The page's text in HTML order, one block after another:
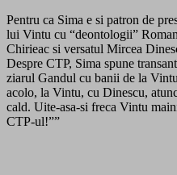
Pentru ca Sima e si patron de
lui Vintu cu “deontologii”
Chirieac si versatul Mircea
Despre CTP, Sima spune
ziarul Gandul cu banii de la
acolo, la Vintu, cu Dinescu,
cald. Uite-asa-si freca Vintu
CTP-ul!””